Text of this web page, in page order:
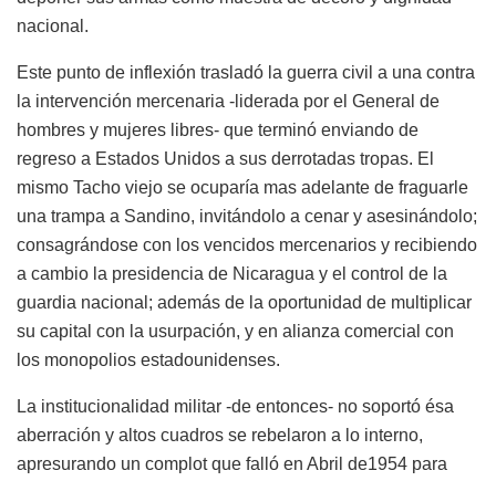
nacional.
Este punto de inflexión trasladó la guerra civil a una contra
la intervención mercenaria -liderada por el General de
hombres y mujeres libres- que terminó enviando de
regreso a Estados Unidos a sus derrotadas tropas. El
mismo Tacho viejo se ocuparía mas adelante de fraguarle
una trampa a Sandino, invitándolo a cenar y asesinándolo;
consagrándose con los vencidos mercenarios y recibiendo
a cambio la presidencia de Nicaragua y el control de la
guardia nacional; además de la oportunidad de multiplicar
su capital con la usurpación, y en alianza comercial con
los monopolios estadounidenses.
La institucionalidad militar -de entonces- no soportó ésa
aberración y altos cuadros se rebelaron a lo interno,
apresurando un complot que falló en Abril de1954 para